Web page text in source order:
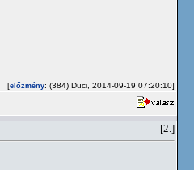
[előzmény: (384) Duci, 2014-09-19 07:20:10]
[2.]